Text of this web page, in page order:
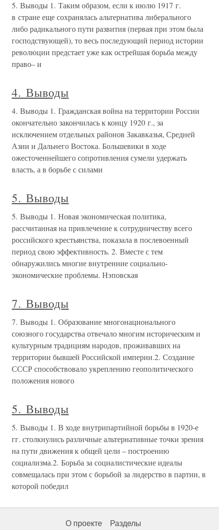
5. Выводы 1. Таким образом, если к июлю 1917 г.
в стране еще сохранялась альтернатива либерального
либо радикального пути развития (первая при этом была
господствующей), то весь последующий период истории
революции предстает уже как острейшая борьба между
право– и
4. Выводы
4. Выводы 1. Гражданская война на территории России
окончательно закончилась к концу 1920 г., за
исключением отдельных районов Закавказья, Средней
Азии и Дальнего Востока. Большевики в ходе
ожесточеннейшего сопротивления сумели удержать
власть, а в борьбе с силами
5. Выводы
5. Выводы 1. Новая экономическая политика,
рассчитанная на привлечение к сотрудничеству всего
российского крестьянства, показала в послевоенный
период свою эффективность. 2. Вместе с тем
обнаружились многие внутренние социально-
экономические проблемы. Нэповская
7. Выводы
7. Выводы 1. Образование многонационального
союзного государства отвечало многим историческим и
культурным традициям народов, проживавших на
территории бывшей Российской империи.2. Создание
СССР способствовало укреплению геополитического
положения нового
5. Выводы
5. Выводы 1. В ходе внутрипартийной борьбы в 1920-е
гг. столкнулись различные альтернативные точки зрения
на пути движения к общей цели – построению
социализма.2. Борьба за социалистические идеалы
совмещалась при этом с борьбой за лидерство в партии, в
которой победил
О проекте Разделы